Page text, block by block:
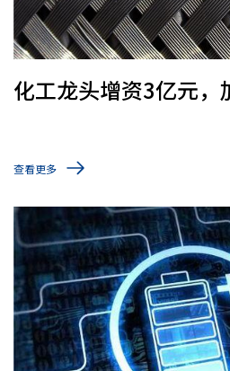
化工龙头增资3亿元，
查看更多